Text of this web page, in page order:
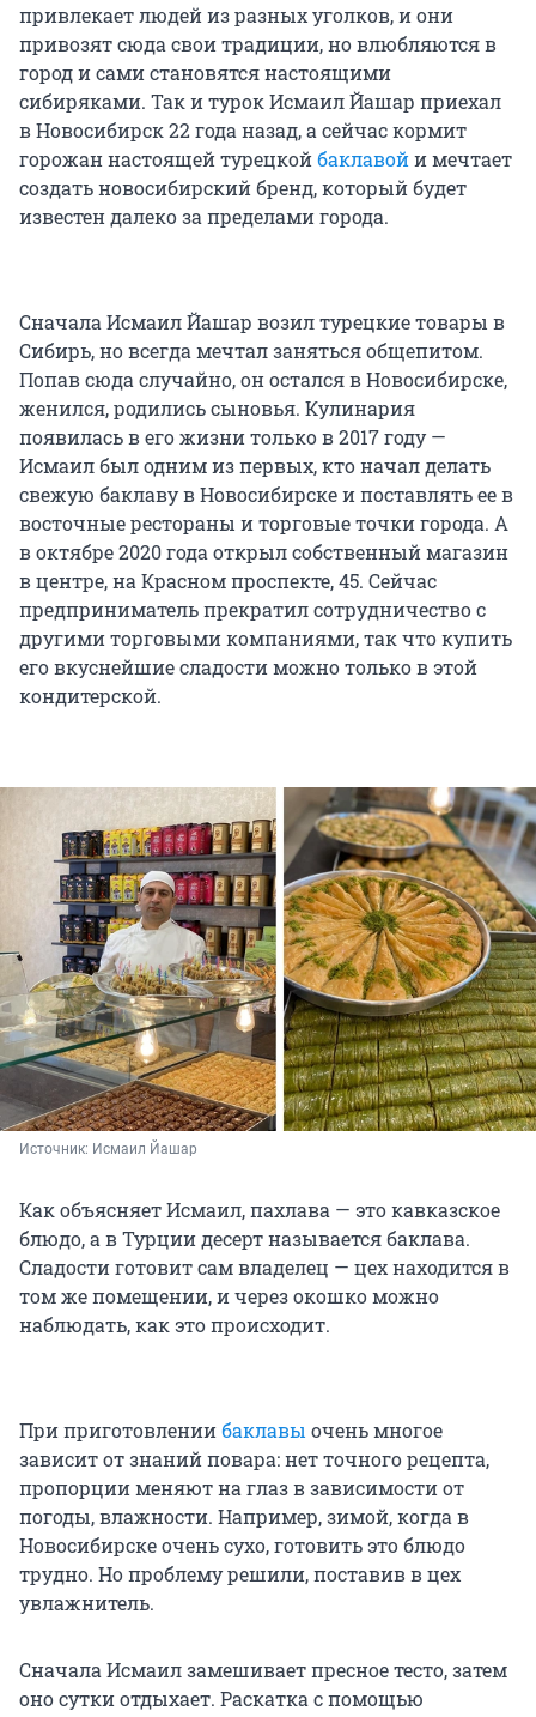
привлекает людей из разных уголков, и они
привозят сюда свои традиции, но влюбляются в
город и сами становятся настоящими
сибиряками. Так и турок Исмаил Йашар приехал
в Новосибирск 22 года назад, а сейчас кормит
горожан настоящей турецкойбаклавойи мечтает
создать новосибирский бренд, который будет
известен далеко за пределами города.
Сначала Исмаил Йашар возил турецкие товары в
Сибирь, но всегда мечтал заняться общепитом.
Попав сюда случайно, он остался в Новосибирске,
женился, родились сыновья. Кулинария
появилась в его жизни только в 2017 году —
Исмаил был одним из первых, кто начал делать
свежую баклаву в Новосибирске и поставлять ее в
восточные рестораны и торговые точки города. А
в октябре 2020 года открыл собственный магазин
в центре, на Красном проспекте, 45. Сейчас
предприниматель прекратил сотрудничество с
другими торговыми компаниями, так что купить
его вкуснейшие сладости можно только в этой
кондитерской.
Источник: Исмаил Йашар
Как объясняет Исмаил, пахлава — это кавказское
блюдо, а в Турции десерт называется баклава.
Сладости готовит сам владелец — цех находится в
том же помещении, и через окошко можно
наблюдать, как это происходит.
При приготовлениибаклавы очень многое
зависит от знаний повара: нет точного рецепта,
пропорции меняют на глаз в зависимости от
погоды, влажности. Например, зимой, когда в
Новосибирске очень сухо, готовить это блюдо
трудно. Но проблему решили, поставив в цех
увлажнитель.
Сначала Исмаил замешивает пресное тесто, затем
оно сутки отдыхает. Раскатка с помощью